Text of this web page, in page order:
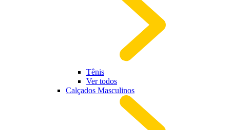
Tênis
Ver todos
Calçados Masculinos